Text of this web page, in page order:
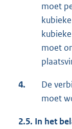
moet
moet
4.
De
moet
2.5. In het